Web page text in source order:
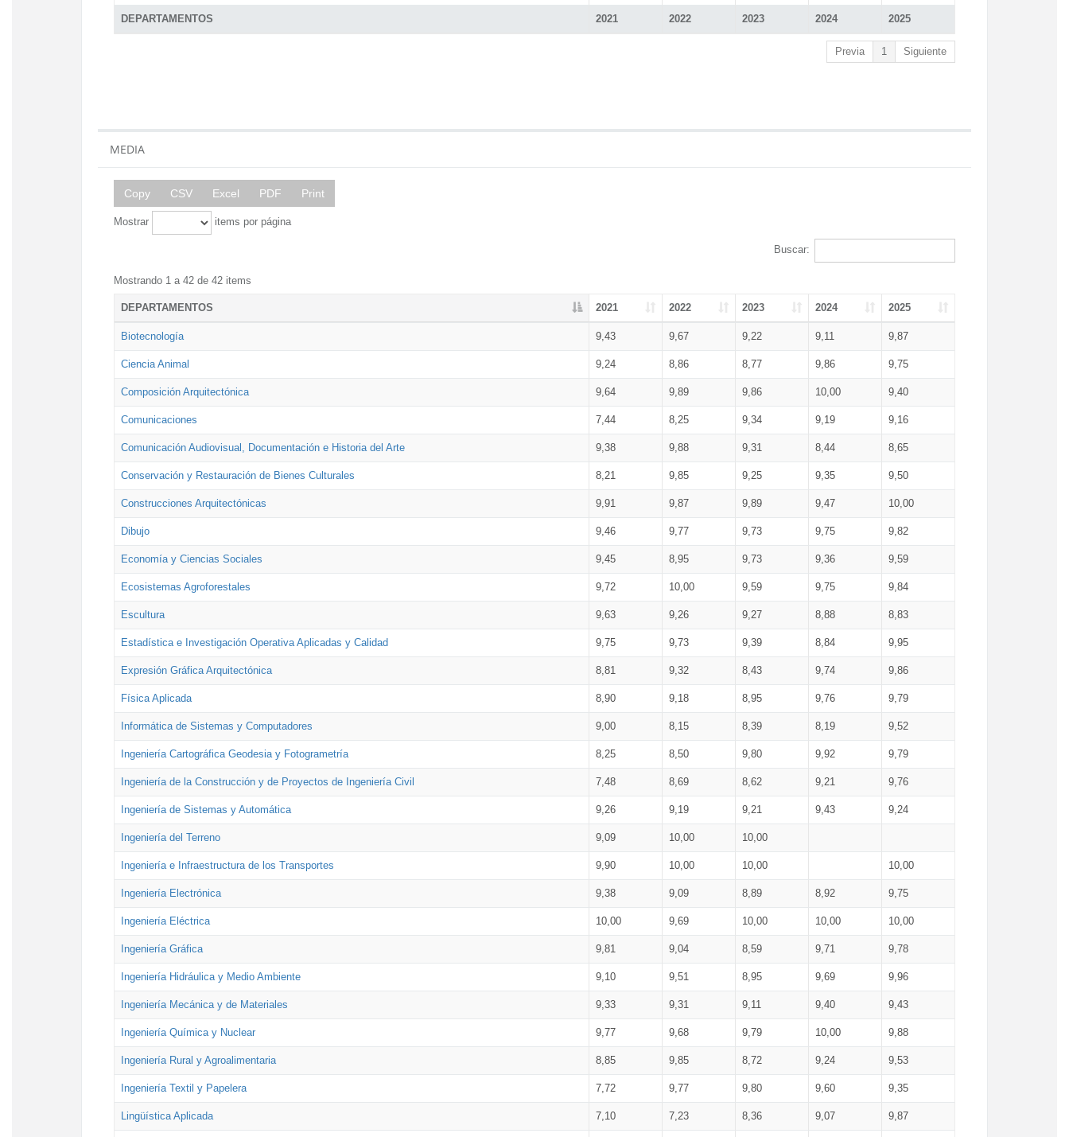
DEPARTAMENTOS 2021 2022 2023 2024 2025
Previa 1 Siguiente
MEDIA
Copy CSV Excel PDF Print
Mostrar items por página
Buscar:
Mostrando 1 a 42 de 42 items
DEPARTAMENTOS 2021 2022 2023 2024 2025
Biotecnología 9,43 9,67 9,22 9,11 9,87
Ciencia Animal 9,24 8,86 8,77 9,86 9,75
Composición Arquitectónica 9,64 9,89 9,86 10,00 9,40
Comunicaciones 7,44 8,25 9,34 9,19 9,16
Comunicación Audiovisual, Documentación e Historia del Arte 9,38 9,88 9,31 8,44 8,65
Conservación y Restauración de Bienes Culturales 8,21 9,85 9,25 9,35 9,50
Construcciones Arquitectónicas 9,91 9,87 9,89 9,47 10,00
Dibujo 9,46 9,77 9,73 9,75 9,82
Economía y Ciencias Sociales 9,45 8,95 9,73 9,36 9,59
Ecosistemas Agroforestales 9,72 10,00 9,59 9,75 9,84
Escultura 9,63 9,26 9,27 8,88 8,83
Estadística e Investigación Operativa Aplicadas y Calidad 9,75 9,73 9,39 8,84 9,95
Expresión Gráfica Arquitectónica 8,81 9,32 8,43 9,74 9,86
Física Aplicada 8,90 9,18 8,95 9,76 9,79
Informática de Sistemas y Computadores 9,00 8,15 8,39 8,19 9,52
Ingeniería Cartográfica Geodesia y Fotogrametría 8,25 8,50 9,80 9,92 9,79
Ingeniería de la Construcción y de Proyectos de Ingeniería Civil 7,48 8,69 8,62 9,21 9,76
Ingeniería de Sistemas y Automática 9,26 9,19 9,21 9,43 9,24
Ingeniería del Terreno 9,09 10,00 10,00
Ingeniería e Infraestructura de los Transportes 9,90 10,00 10,00 10,00
Ingeniería Electrónica 9,38 9,09 8,89 8,92 9,75
Ingeniería Eléctrica 10,00 9,69 10,00 10,00 10,00
Ingeniería Gráfica 9,81 9,04 8,59 9,71 9,78
Ingeniería Hidráulica y Medio Ambiente 9,10 9,51 8,95 9,69 9,96
Ingeniería Mecánica y de Materiales 9,33 9,31 9,11 9,40 9,43
Ingeniería Química y Nuclear 9,77 9,68 9,79 10,00 9,88
Ingeniería Rural y Agroalimentaria 8,85 9,85 8,72 9,24 9,53
Ingeniería Textil y Papelera 7,72 9,77 9,80 9,60 9,35
Lingüística Aplicada 7,10 7,23 8,36 9,07 9,87